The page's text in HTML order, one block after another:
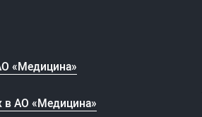
«Медицина»
в АО «Медицина»